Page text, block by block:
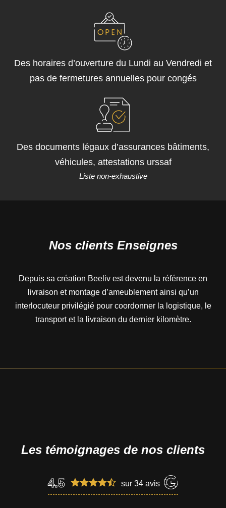
Des horaires d’ouverture du Lundi au Vendredi et
pas de fermetures annuelles pour congés
Des documents légaux d’assurances bâtiments,
véhicules, attestations urssaf
Liste non-exhaustive
Nos clients Enseignes
Depuis sa création Beeliv est devenu la référence en
livraison et montage d’ameublement ainsi qu’un
interlocuteur privilégié pour coordonner la logistique, le
transport et la livraison du dernier kilomètre.
Les témoignages de nos clients
4.5 sur 34 avis